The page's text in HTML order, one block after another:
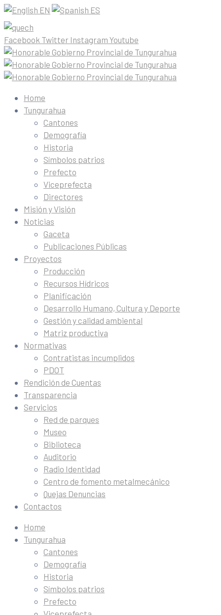
EN ES
Facebook Twitter Instagram Youtube
Home
Tungurahua
Cantones
Demografía
Historia
Símbolos patrios
Prefecto
Viceprefecta
Directores
Misión y Visión
Noticias
Gaceta
Publicaciones Públicas
Proyectos
Producción
Recursos Hídricos
Planificación
Desarrollo Humano, Cultura y Deporte
Gestión y calidad ambiental
Matriz productiva
Normativas
Contratistas incumplidos
PDOT
Rendición de Cuentas
Transparencia
Servicios
Red de parques
Museo
Biblioteca
Auditorio
Radio Identidad
Centro de fomento metalmecánico
Quejas Denuncias
Contactos
Home
Tungurahua
Cantones
Demografía
Historia
Símbolos patrios
Prefecto